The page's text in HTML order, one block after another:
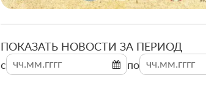
ПОКАЗАТЬ НОВОСТИ ЗА ПЕРИОД
c
по